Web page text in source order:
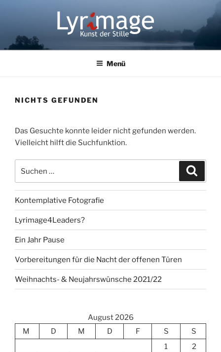
LYRIMAGE
Kunst der Stille
Menü
NICHTS GEFUNDEN
Das Gesuchte konnte leider nicht gefunden werden.
Vielleicht hilft die Suchfunktion.
nach:
Kontemplative Fotografie
Lyrimage4Leaders?
Ein Jahr Pause
Vorbereitungen für die Nacht der offenen Türen
Weihnachts- & Neujahrswünsche 2021/22
August 2026
M
D M D F S
S
1
2